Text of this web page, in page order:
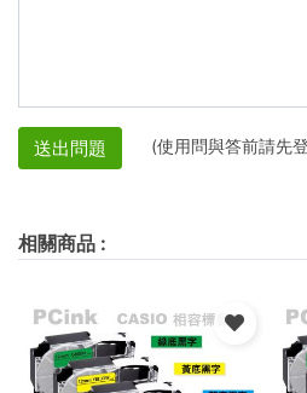
送出問題 (使用問與答前請先
相關商品 :